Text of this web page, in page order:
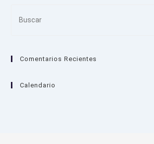
Comentarios Recientes
Calendario